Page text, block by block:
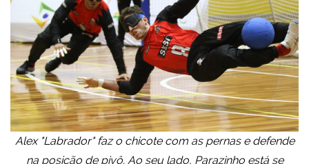
Alex "Labrador" faz o chicote com as pernas e defende
na posição de pivô. Ao seu lado, Parazinho está se